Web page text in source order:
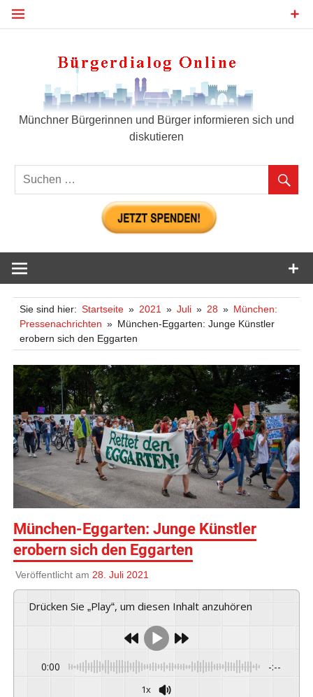
Zum
Münchner Bürgerinnen und Bürger informieren sich und
diskutieren
Sie sind hier: Startseite 2021 Juli 28
München:
Pressenachrichten
München-Eggarten: Junge Künstler
erobern sich den Eggarten
München-Eggarten: Junge Künstler
erobern sich den Eggarten
Veröffentlicht am 28. Juli 2021
Drücken Sie „Play“, um diesen Inhalt anzuhören
0:00 -:--
1x